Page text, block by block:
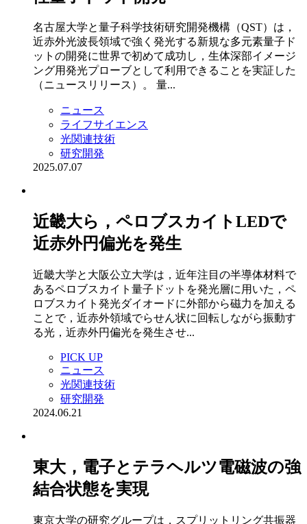
名古屋大学と量子科学技術研究開発機構（QST）は，
近赤外光波長領域で強く発光する新規な多元素量子ド
ットの開発に世界で初めて成功し，生体深部イメージ
ング用発光プローブとして利用できることを実証した
（ニュースリリース）。 量...
ニュース
ライフサイエンス
光関連技術
研究開発
2025.07.07
近畿大ら，ペロブスカイトLEDで
近赤外円偏光を発生
近畿大学と大阪公立大学は，近年注目の半導体材料で
あるペロブスカイト量子ドットを発光層に用いた，ペ
ロブスカイト発光ダイオードに外部から磁力を加える
ことで，近赤外領域でらせん状に回転しながら振動す
る光，近赤外円偏光を発生させ...
PICK UP
ニュース
光関連技術
研究開発
2024.06.21
東大，電子とテラヘルツ電磁波の強
結合状態を実現
東京大学の研究グループは，スプリットリング共振器